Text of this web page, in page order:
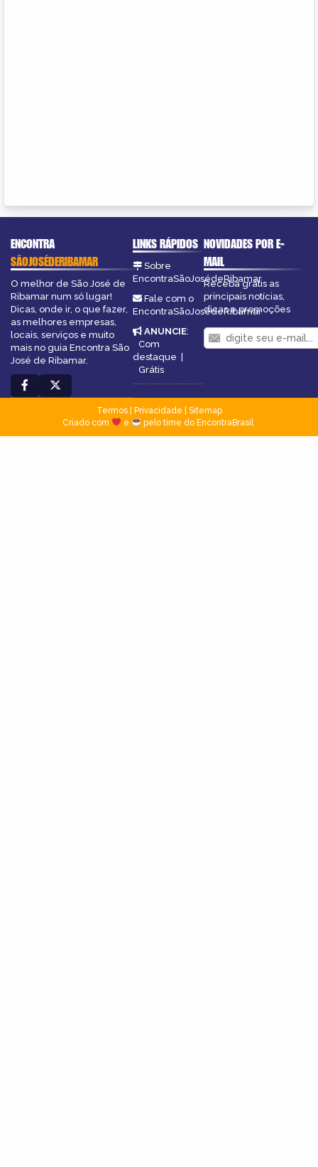
ENCONTRA
SÃOJOSÉDERIBAMAR
O melhor de São José de
Ribamar num só lugar!
Dicas, onde ir, o que fazer,
as melhores empresas,
locais, serviços e muito
mais no guia Encontra São
José de Ribamar.
LINKS RÁPIDOS
Sobre
EncontraSãoJosédeRibamar
Fale com o
EncontraSãoJosédeRibamar
ANUNCIE:
Com
destaque
Grátis
NOVIDADES POR E-
MAIL
Receba grátis as
principais notícias,
dicas e promoções
Termos| Privacidade
Sitemap
Criado com
e pelo time do EncontraBrasil